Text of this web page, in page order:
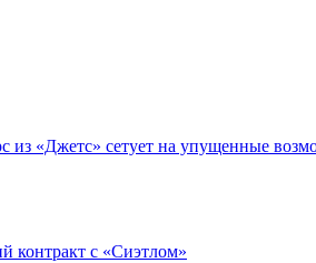
из «Джетс» сетует на упущенные
контракт с «Сиэтлом»